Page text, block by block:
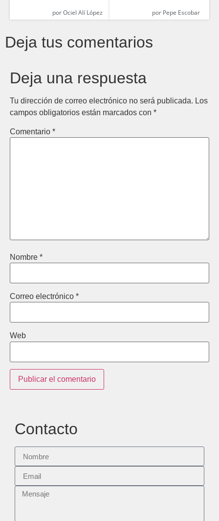
porOciel Alí López porPepe Escobar
Deja tus comentarios
Deja una respuesta
Tu dirección de correo electrónico no será publicada. Los
campos obligatorios están marcados con *
Comentario *
Nombre *
Correo electrónico *
Web
Contacto